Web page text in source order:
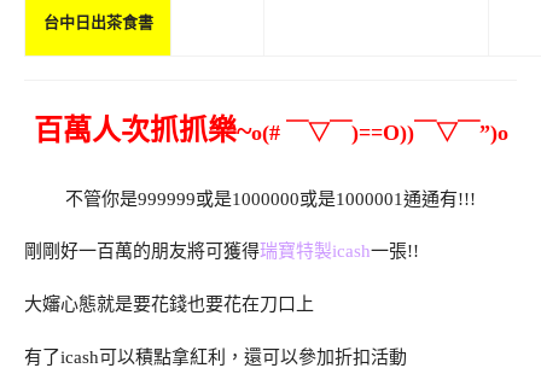
台中日出茶食書
百萬人次抓抓樂~o(# ￣▽￣)==O))￣▽￣”)o
不管你是999999或是1000000或是1000001通通有!!!
剛剛好一百萬的朋友將可獲得瑞寶特製icash一張!!
大嬸心態就是要花錢也要花在刀口上
有了icash可以積點拿紅利，還可以參加折扣活動